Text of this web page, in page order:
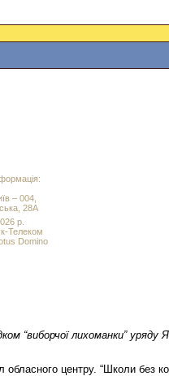
– 004,
28А
р.
Телеком
Domino
“виборчої лихоманки”
обласного центру. “Школи